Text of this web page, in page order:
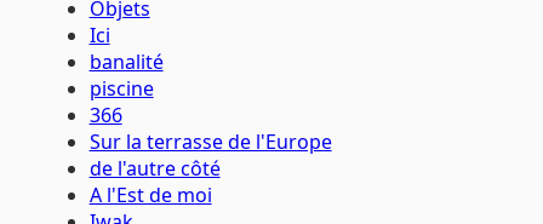
Objets
Ici
banalité
piscine
366
Sur la terrasse de l'Europe
de l'autre côté
A l'Est de moi